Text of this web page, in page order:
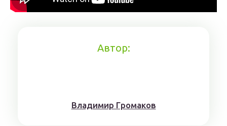
Автор:
Влaдимиp Гpoмaкoв